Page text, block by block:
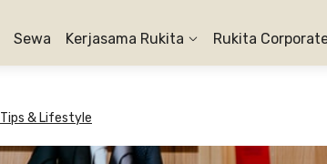
Sewa Kerjasama Rukita Rukita
Tips & Lifestyle